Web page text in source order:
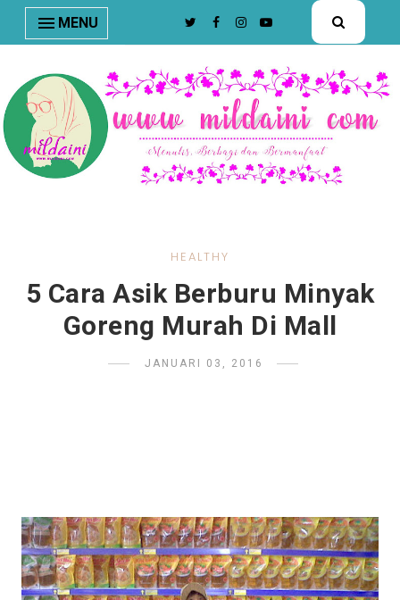
nav#menunav { border-bottom: 1px solid #e8e8e8; }
MENU
HEALTHY
5 Cara Asik Berburu Minyak
Goreng Murah Di Mall
JANUARI 03, 2016